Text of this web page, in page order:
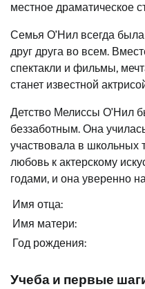
местное драматическое
Семья О’Нил всегда
друг друга во всем.
спектакли и фильмы,
станет известной
Детство Мелиссы О’Нил
беззаботным. Она
участвовала в школьных
любовь к актерскому
годами, и она уверенно
Имя отца:
Имя матери:
Год рождения:
Учеба и первые